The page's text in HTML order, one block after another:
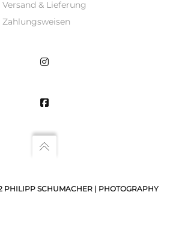
Versand & Lieferung
Zahlungsweisen
PHILIPP SCHUMACHER | PHOTOGRAPHY